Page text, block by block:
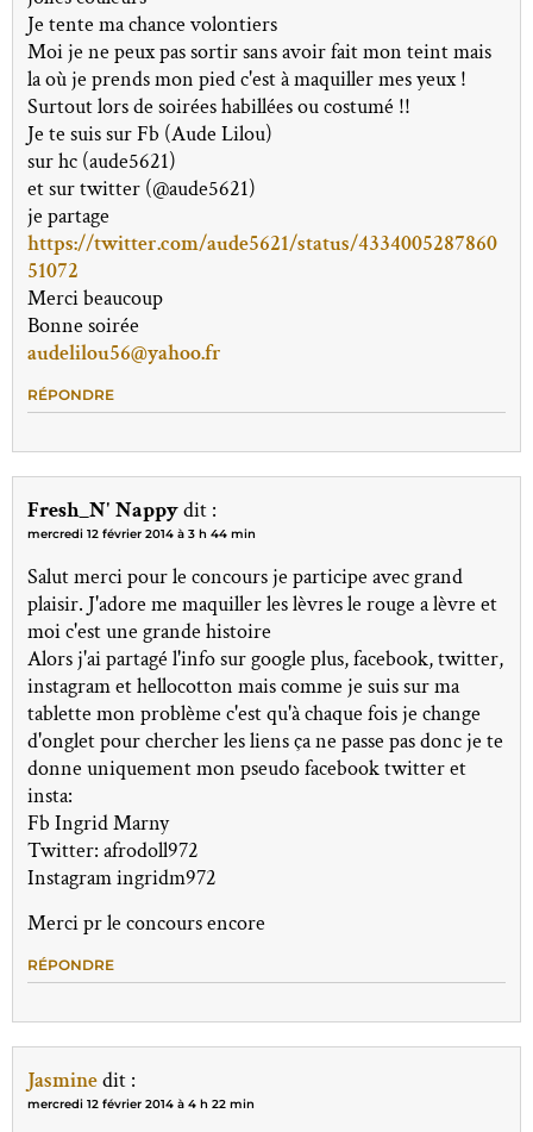
Je tente ma chance volontiers
Moi je ne peux pas sortir sans avoir fait mon teint mais
la où je prends mon pied c'est à maquiller mes yeux !
Surtout lors de soirées habillées ou costumé !!
Je te suis sur Fb (Aude Lilou)
sur hc (aude5621)
et sur twitter (@aude5621)
je partage
https://twitter.com/aude5621/status/4334005287860
51072
Merci beaucoup
Bonne soirée
audelilou56@yahoo.fr
RÉPONDRE
Fresh_N' Nappydit :
mercredi 12 février 2014 à 3 h 44 min
Salut merci pour le concours je participe avec grand
plaisir. J'adore me maquiller les lèvres le rouge a lèvre et
moi c'est une grande histoire
Alors j'ai partagé l'info sur google plus, facebook, twitter,
instagram et hellocotton mais comme je suis sur ma
tablette mon problème c'est qu'à chaque fois je change
d'onglet pour chercher les liens ça ne passe pas donc je te
donne uniquement mon pseudo facebook twitter et
insta:
Fb Ingrid Marny
Twitter: afrodoll972
Instagram ingridm972
Merci pr le concours encore
RÉPONDRE
Jasminedit :
mercredi 12 février 2014 à 4 h 22 min